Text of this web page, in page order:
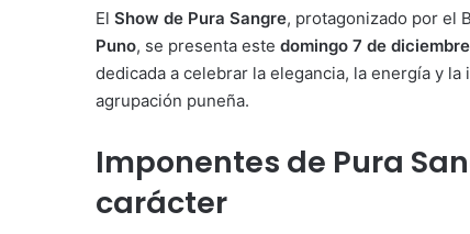
El Show de Pura Sangre, protagonizado por el
Puno, se presenta este domingo 7 de diciembre
dedicada a celebrar la elegancia, la energía y
agrupación puneña.
Imponentes de Pura
carácter